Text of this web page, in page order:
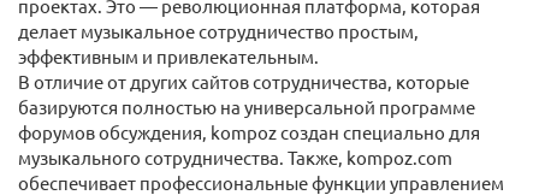
проектах. Это — революционная платформа, которая
делает музыкальное сотрудничество простым,
эффективным и привлекательным.
В отличие от других сайтов сотрудничества, которые
базируются полностью на универсальной программе
форумов обсуждения, kompoz создан специально для
музыкального сотрудничества. Также, kompoz.com
обеспечивает профессиональные функции управлением